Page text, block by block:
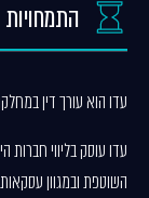
התמחויות
עדו הוא עורך דין
עדו עוסק בליווי חברות
השוטפת ובמגוון